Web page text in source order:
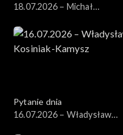
18.07.2026 – Michał
Pytanie dnia
16.07.2026 – Władysław